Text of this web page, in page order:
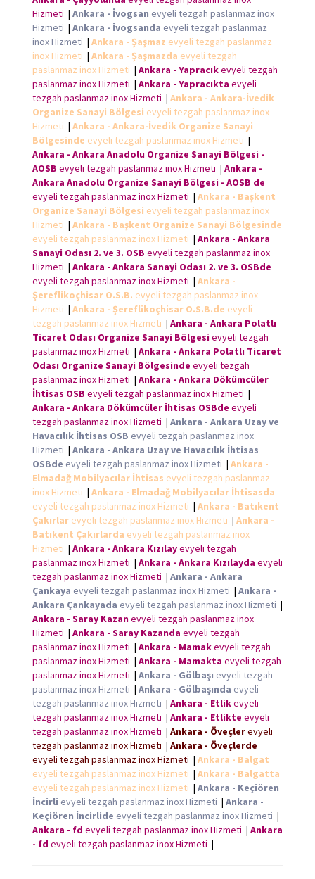
Hizmeti | Ankara - İvogsan evyeli tezgah paslanmaz inox
Hizmeti | Ankara - İvogsanda evyeli tezgah paslanmaz
inox Hizmeti | Ankara - Şaşmaz evyeli tezgah paslanmaz
inox Hizmeti | Ankara - Şaşmazda evyeli tezgah
paslanmaz inox Hizmeti | Ankara - Yapracıkevyeli tezgah
paslanmaz inox Hizmeti | Ankara - Yapracıkta evyeli
tezgah paslanmaz inox Hizmeti | Ankara - Ankara-İvedik
Organize Sanayi Bölgesi evyeli tezgah paslanmaz inox
Hizmeti | Ankara - Ankara-İvedik Organize Sanayi
Bölgesinde evyeli tezgah paslanmaz inox Hizmeti |
Ankara - Ankara Anadolu Organize Sanayi Bölgesi -
AOSB evyeli tezgah paslanmaz inox Hizmeti | Ankara -
Ankara Anadolu Organize Sanayi Bölgesi - AOSB de
evyeli tezgah paslanmaz inox Hizmeti | Ankara - Başkent
Organize Sanayi Bölgesi evyeli tezgah paslanmaz inox
Hizmeti | Ankara - Başkent Organize Sanayi Bölgesinde
evyeli tezgah paslanmaz inox Hizmeti | Ankara - Ankara
Sanayi Odası 2. ve 3. OSB evyeli tezgah paslanmaz inox
Hizmeti | Ankara - Ankara Sanayi Odası 2. ve 3. OSBde
evyeli tezgah paslanmaz inox Hizmeti | Ankara -
Şereflikoçhisar O.S.B. evyeli tezgah paslanmaz inox
Hizmeti | Ankara - Şereflikoçhisar O.S.B.de evyeli
tezgah paslanmaz inox Hizmeti | Ankara - Ankara Polatlı
Ticaret Odası Organize Sanayi Bölgesievyeli tezgah
paslanmaz inox Hizmeti | Ankara - Ankara Polatlı Ticaret
Odası Organize Sanayi Bölgesinde evyeli tezgah
paslanmaz inox Hizmeti | Ankara - Ankara Dökümcüler
İhtisas OSB evyeli tezgah paslanmaz inox Hizmeti |
Ankara - Ankara Dökümcüler İhtisas OSBde evyeli
tezgah paslanmaz inox Hizmeti | Ankara - Ankara Uzay ve
Havacılık İhtisas OSB evyeli tezgah paslanmaz inox
Hizmeti | Ankara - Ankara Uzay ve Havacılık İhtisas
OSBde evyeli tezgah paslanmaz inox Hizmeti | Ankara -
Elmadağ Mobilyacılar İhtisas evyeli tezgah paslanmaz
inox Hizmeti | Ankara - Elmadağ Mobilyacılar İhtisasda
evyeli tezgah paslanmaz inox Hizmeti | Ankara - Batıkent
Çakırlar evyeli tezgah paslanmaz inox Hizmeti | Ankara -
Batıkent Çakırlarda evyeli tezgah paslanmaz inox
Hizmeti | Ankara - Ankara Kızılayevyeli tezgah
paslanmaz inox Hizmeti | Ankara - Ankara Kızılayda evyeli
tezgah paslanmaz inox Hizmeti | Ankara - Ankara
Çankaya evyeli tezgah paslanmaz inox Hizmeti | Ankara -
Ankara Çankayada evyeli tezgah paslanmaz inox Hizmeti |
Ankara - Saray Kazanevyeli tezgah paslanmaz inox
Hizmeti | Ankara - Saray Kazanda evyeli tezgah
paslanmaz inox Hizmeti | Ankara - Mamakevyeli tezgah
paslanmaz inox Hizmeti | Ankara - Mamakta evyeli tezgah
paslanmaz inox Hizmeti | Ankara - Gölbaşı evyeli tezgah
paslanmaz inox Hizmeti | Ankara - Gölbaşında evyeli
tezgah paslanmaz inox Hizmeti | Ankara - Etlikevyeli
tezgah paslanmaz inox Hizmeti | Ankara - Etlikte evyeli
tezgah paslanmaz inox Hizmeti | Ankara - Öveçlerevyeli
tezgah paslanmaz inox Hizmeti | Ankara - Öveçlerde
evyeli tezgah paslanmaz inox Hizmeti | Ankara - Balgat
evyeli tezgah paslanmaz inox Hizmeti | Ankara - Balgatta
evyeli tezgah paslanmaz inox Hizmeti | Ankara - Keçiören
İncirli evyeli tezgah paslanmaz inox Hizmeti | Ankara -
Keçiören İncirlide evyeli tezgah paslanmaz inox Hizmeti |
Ankara - fd evyeli tezgah paslanmaz inox Hizmeti | Ankara
- fd evyeli tezgah paslanmaz inox Hizmeti |